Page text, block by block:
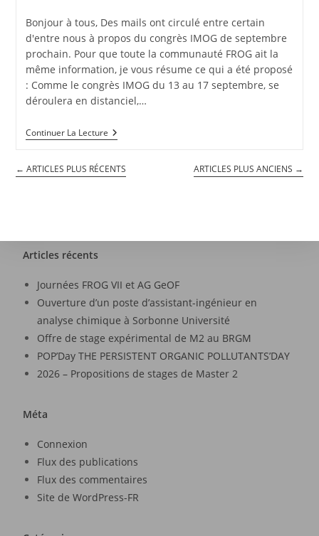
Bonjour à tous, Des mails ont circulé entre certain
d'entre nous à propos du congrès IMOG de septembre
prochain. Pour que toute la communauté FROG ait la
même information, je vous résume ce qui a été proposé
: Comme le congrès IMOG du 13 au 17 septembre, se
déroulera en distanciel,…
Continuer La Lecture
← ARTICLES PLUS RÉCENTS ARTICLES PLUS ANCIENS →
Articles récents
Journées FROG VII et AG GeOF
Ouverture d’un poste d’assistant-ingénieur en
analyse chimique à Sorbonne Université
Offre de stage expérimental de M2 au BRGM
POP’Day THE PERSISTENT ORGANIC POLLUTANTS’DAY
2026 – Propositions de stages de Master 2
Méta
Connexion
Flux des publications
Flux des commentaires
Site de WordPress-FR